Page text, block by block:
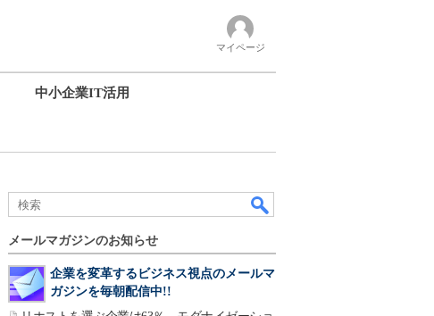
マイページ
中小企業IT活用
メールマガジンのお知らせ
企業を変革するビジネス視点のメールマ
ガジンを毎朝配信中!!